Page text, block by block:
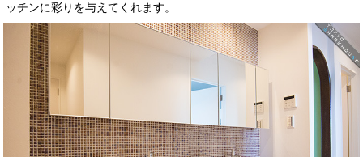
ッチンに彩りを与えてくれます。